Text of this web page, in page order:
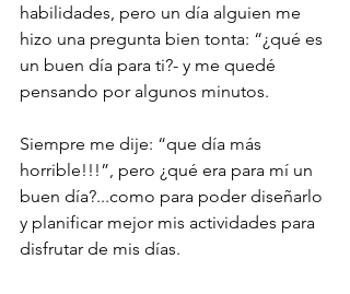
habilidades, pero un día alguien me
hizo una pregunta bien tonta: “¿qué es
un buen día para ti?- y me quedé
pensando por algunos minutos.
Siempre me dije: “que día más
horrible!!!”, pero ¿qué era para mí un
buen día?...como para poder diseñarlo
y planificar mejor mis actividades para
disfrutar de mis días.